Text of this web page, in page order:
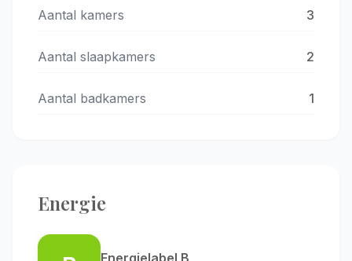
Aantal kamers 3
Aantal slaapkamers 2
Aantal badkamers 1
Energie
Energielabel B